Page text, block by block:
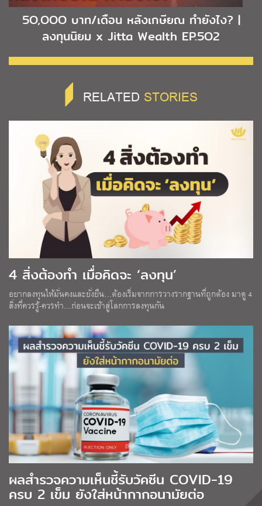
5O,OOO บาท/เดือน หลังเกษียณ ทำยังไง? |
ลงทุนนิยม x Jitta Wealth EP.5O2
RELATED STORIES
4 สิ่งต้องทำ เมื่อคิดจะ ‘ลงทุน’
อยากลงทุนให้มั่นคงและยั่งยืน…ต้องเริ่มจากการวางรากฐานที่ถูกต้อง มาดู 4
สิ่งที่ควรรู้-ควรทำ…ก่อนจะเข้าสู่โลกการลงทุนกัน
ผลสำรวจความเห็นชี้รับวัคซีน COVID-19
ครบ 2 เข็ม ยังใส่หน้ากากอนามัยต่อ